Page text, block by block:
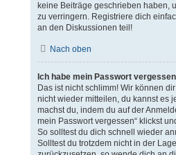
keine Beiträge geschrieben haben,
zu verringern. Registriere dich
an den Diskussionen teil!
Nach oben
Ich habe mein Passwort
Das ist nicht schlimm! Wir können
nicht wieder mitteilen, du kannst es
machst du, indem du auf der
mein Passwort vergessen“ klickst
So solltest du dich schnell wieder
Solltest du trotzdem nicht in der